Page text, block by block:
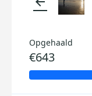
Opgehaald
€643